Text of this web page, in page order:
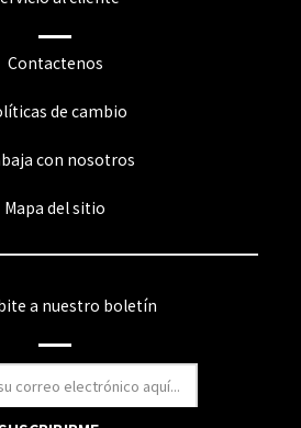
Contactenos
de cambio
con nosotros
Mapa del sitio
a nuestro boletín